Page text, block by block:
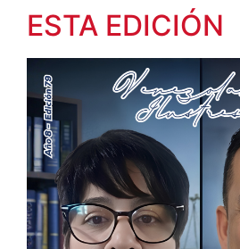
ESTA EDICIÓN